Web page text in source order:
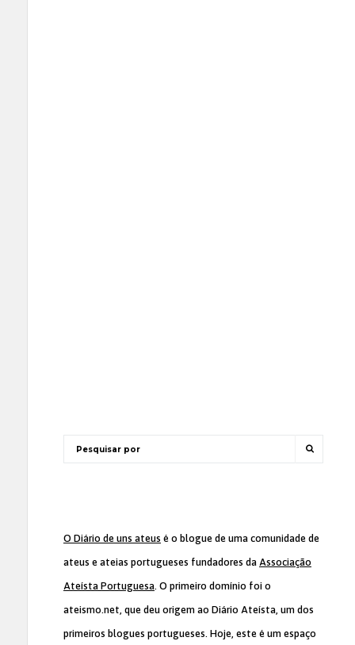
O Diário de uns ateus é o blogue de uma comunidade de
ateus e ateias portugueses fundadores da Associação
Ateísta Portuguesa. O primeiro domínio foi o
ateismo.net, que deu origem ao Diário Ateísta, um dos
primeiros blogues portugueses. Hoje, este é um espaço